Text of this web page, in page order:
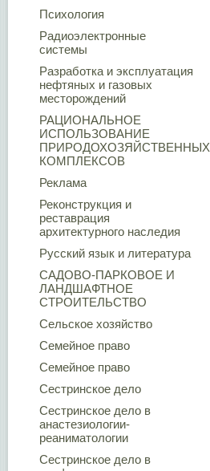
Психология
Радиоэлектронные
системы
Разработка и эксплуатация
нефтяных и газовых
месторождений
РАЦИОНАЛЬНОЕ
ИСПОЛЬЗОВАНИЕ
ПРИРОДОХОЗЯЙСТВЕННЫХ
КОМПЛЕКСОВ
Реклама
Реконструкция и
реставрация
архитектурного наследия
Русский язык и литература
САДОВО-ПАРКОВОЕ И
ЛАНДШАФТНОЕ
СТРОИТЕЛЬСТВО
Сельское хозяйство
Семейное право
Семейное право
Сестринское дело
Сестринское дело в
анастезиологии-
реаниматологии
Сестринское дело в